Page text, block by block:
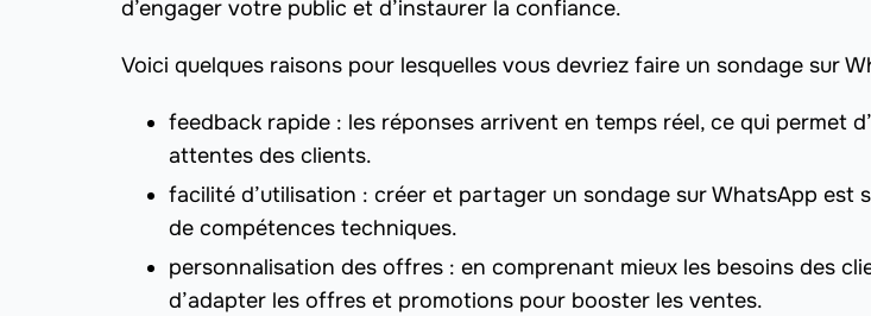
d’engager votre public et d’instaurer la confiance.
Voici quelques raisons pour lesquelles vous devriez faire un sondage sur
feedback rapide : les réponses arrivent en temps réel, ce qui permet
attentes des clients.
facilité d’utilisation : créer et partager un sondage sur WhatsApp est
de compétences techniques.
personnalisation des offres : en comprenant mieux les besoins des
d’adapter les offres et promotions pour booster les ventes.